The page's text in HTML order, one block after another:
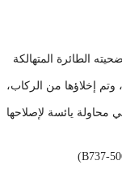
إخلاؤها من الركاب،